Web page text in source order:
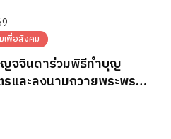
พรรษา 28 ก.ค.2569
เพื่อสังคม
จจินดาร่วมพิธีทำบุญ
และลงนามถวายพระพร